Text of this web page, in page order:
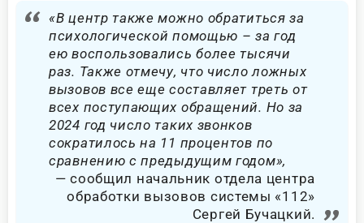
«В центр также можно обратиться за
психологической помощью – за год
ею воспользовались более тысячи
раз. Также отмечу, что число ложных
вызовов все еще составляет треть от
всех поступающих обращений. Но за
2024 год число таких звонков
сократилось на 11 процентов по
сравнению с предыдущим годом»,
сообщил начальник отдела центра
обработки вызовов системы «112»
Сергей Бучацкий.